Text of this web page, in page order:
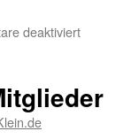
deaktiviertfür
…